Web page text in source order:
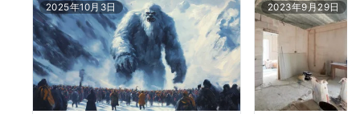
2025年10月3日 2023年9月29日